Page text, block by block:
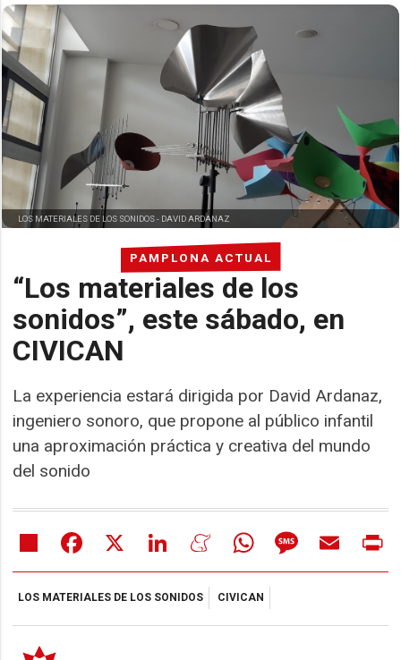
PAMPLONA ACTUAL
“Los materiales de los
sonidos”, este sábado, en
CIVICAN
La experiencia estará dirigida por David Ardanaz,
ingeniero sonoro, que propone al público infantil
una aproximación práctica y creativa del mundo
del sonido
LOS MATERIALES DE LOS SONIDOS - DAVID ARDANAZ
Share Facebook LinkedIn MeneameWhatsAppMessageEmail
LOS MATERIALES DE LOS SONIDOS CIVICAN